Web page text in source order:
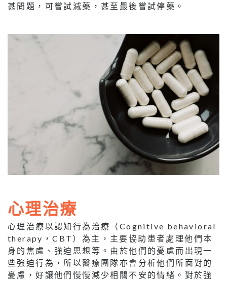
甚問題，可嘗試減藥，甚至最後嘗試停藥。
心理治療
心理治療以認知行為治療（Cognitive behavioral
therapy，CBT）為主，主要協助患者處理他們本
身的焦慮、強迫思想等。由於他們的憂慮而出現一
些強迫行為，所以醫療團隊亦會分析他們所面對的
憂慮，好讓他們慢慢減少相關不安的情緒。對於強